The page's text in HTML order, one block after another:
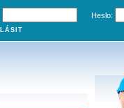
Heslo: